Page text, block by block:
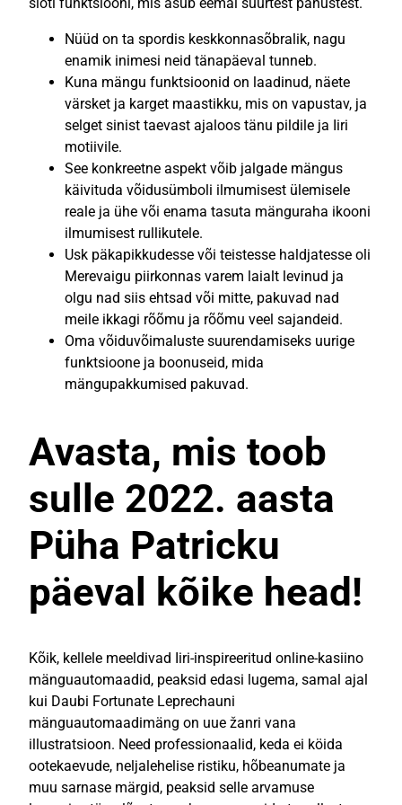
Nüüd on ta spordis keskkonnasõbralik, nagu
enamik inimesi neid tänapäeval tunneb.
Kuna mängu funktsioonid on laadinud, näete
värsket ja karget maastikku, mis on vapustav, ja
selget sinist taevast ajaloos tänu pildile ja Iiri
motiivile.
See konkreetne aspekt võib jalgade mängus
käivituda võidusümboli ilmumisest ülemisele
reale ja ühe või enama tasuta mänguraha ikooni
ilmumisest rullikutele.
Usk päkapikkudesse või teistesse haldjatesse oli
Merevaigu piirkonnas varem laialt levinud ja
olgu nad siis ehtsad või mitte, pakuvad nad
meile ikkagi rõõmu ja rõõmu veel sajandeid.
Oma võiduvõimaluste suurendamiseks uurige
funktsioone ja boonuseid, mida
mängupakkumised pakuvad.
Avasta, mis toob
sulle 2022. aasta
Püha Patricku
päeval kõike head!
Kõik, kellele meeldivad Iiri-inspireeritud online-kasiino
mänguautomaadid, peaksid edasi lugema, samal ajal
kui Daubi Fortunate Leprechauni
mänguautomaadimäng on uue žanri vana
illustratsioon. Need professionaalid, keda ei köida
ootekaevude, neljalehelise ristiku, hõbeanumate ja
muu sarnase märgid, peaksid selle arvamuse